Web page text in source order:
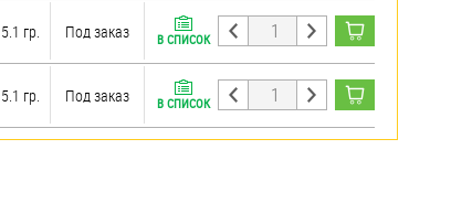
5.1 гр. Под заказ В СПИСОК
5.1 гр. Под заказ В СПИСОК